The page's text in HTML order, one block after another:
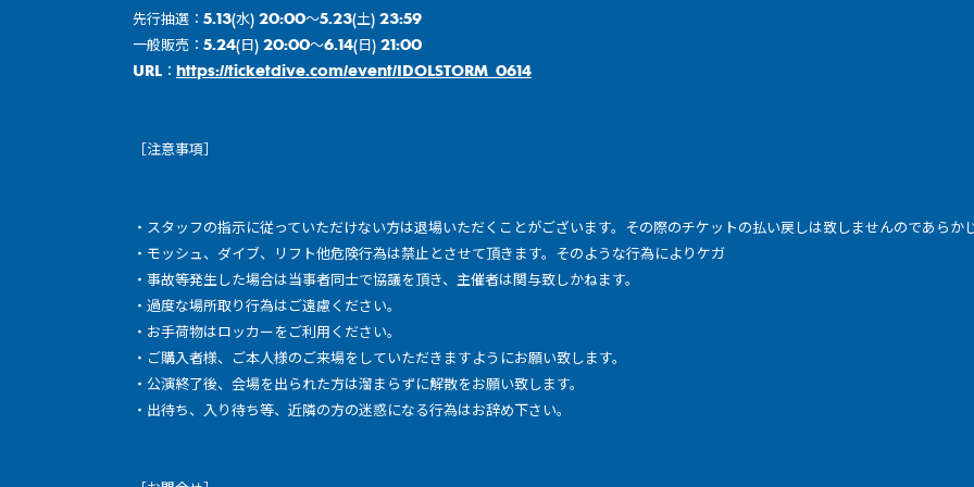
先行抽選：5.13(水) 20:00〜5.23(土) 23:59
一般販売：5.24(日) 20:00〜6.14(日) 21:00
URL： https://ticketdive.com/event/IDOLSTORM_0614
［注意事項］
・スタッフの指示に従っていただけない方は退場いただくことがございます。その際のチケットの払い戻しは致しませんのであらか
・モッシュ、ダイブ、リフト他危険行為は禁止とさせて頂きます。そのような行為によりケガ
・事故等発生した場合は当事者同士で協議を頂き、主催者は関与致しかねます。
・過度な場所取り行為はご遠慮ください。
・お手荷物はロッカーをご利用ください。
・ご購入者様、ご本人様のご来場をしていただきますようにお願い致します。
・公演終了後、会場を出られた方は溜まらずに解散をお願い致します。
・出待ち、入り待ち等、近隣の方の迷惑になる行為はお辞め下さい。